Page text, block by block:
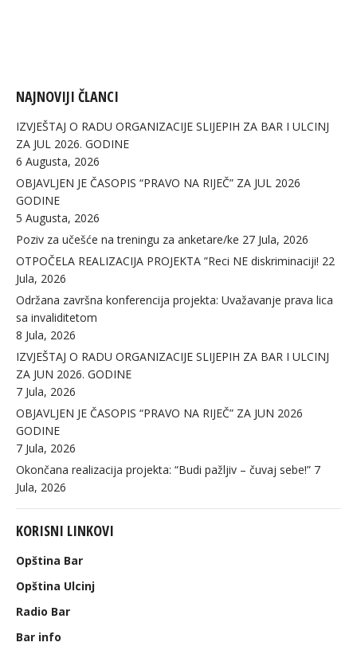
NAJNOVIJI ČLANCI
IZVJEŠTAJ O RADU ORGANIZACIJE SLIJEPIH ZA BAR I ULCINJ
ZA JUL 2026. GODINE
6 Augusta, 2026
OBJAVLJEN JE ČASOPIS “PRAVO NA RIJEČ” ZA JUL 2026
GODINE
5 Augusta, 2026
Poziv za učešće na treningu za anketare/ke 27 Jula, 2026
OTPOČELA REALIZACIJA PROJEKTA ”Reci NE diskriminaciji! 22
Jula, 2026
Održana završna konferencija projekta: Uvažavanje prava lica
sa invaliditetom
8 Jula, 2026
IZVJEŠTAJ O RADU ORGANIZACIJE SLIJEPIH ZA BAR I ULCINJ
ZA JUN 2026. GODINE
7 Jula, 2026
OBJAVLJEN JE ČASOPIS “PRAVO NA RIJEČ” ZA JUN 2026
GODINE
7 Jula, 2026
Okončana realizacija projekta: “Budi pažljiv – čuvaj sebe!” 7
Jula, 2026
KORISNI LINKOVI
Opština Bar
Opština Ulcinj
Radio Bar
Bar info